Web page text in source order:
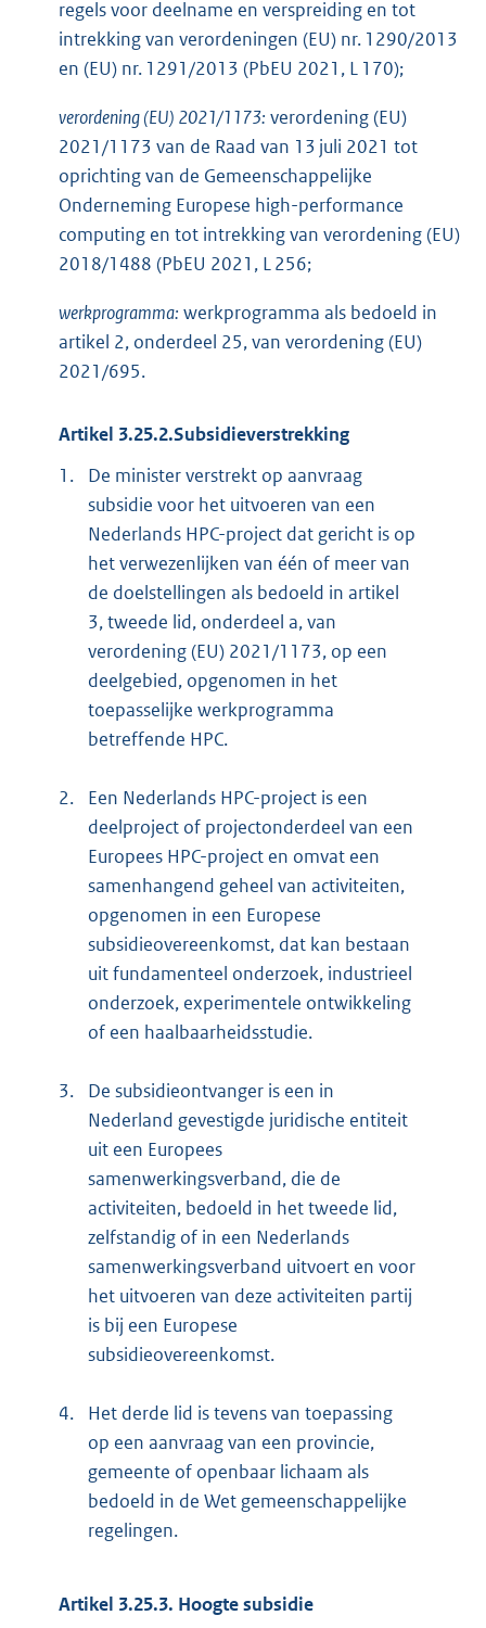
regels voor deelname en verspreiding en tot
intrekking van verordeningen (EU) nr. 1290/2013
en (EU) nr. 1291/2013 (PbEU 2021, L 170);
verordening (EU) 2021/1173: verordening (EU)
2021/1173 van de Raad van 13 juli 2021 tot
oprichting van de Gemeenschappelijke
Onderneming Europese high-performance
computing en tot intrekking van verordening (EU)
2018/1488 (PbEU 2021, L 256;
werkprogramma: werkprogramma als bedoeld in
artikel 2, onderdeel 25, van verordening (EU)
2021/695.
Artikel 3.25.2.Subsidieverstrekking
1.
De minister verstrekt op aanvraag
subsidie voor het uitvoeren van een
Nederlands HPC-project dat gericht is op
het verwezenlijken van één of meer van
de doelstellingen als bedoeld in artikel
3, tweede lid, onderdeel a, van
verordening (EU) 2021/1173, op een
deelgebied, opgenomen in het
toepasselijke werkprogramma
betreffende HPC.
2.
Een Nederlands HPC-project is een
deelproject of projectonderdeel van een
Europees HPC-project en omvat een
samenhangend geheel van activiteiten,
opgenomen in een Europese
subsidieovereenkomst, dat kan bestaan
uit fundamenteel onderzoek, industrieel
onderzoek, experimentele ontwikkeling
of een haalbaarheidsstudie.
3.
De subsidieontvanger is een in
Nederland gevestigde juridische entiteit
uit een Europees
samenwerkingsverband, die de
activiteiten, bedoeld in het tweede lid,
zelfstandig of in een Nederlands
samenwerkingsverband uitvoert en voor
het uitvoeren van deze activiteiten partij
is bij een Europese
subsidieovereenkomst.
4.
Het derde lid is tevens van toepassing
op een aanvraag van een provincie,
gemeente of openbaar lichaam als
bedoeld in de Wet gemeenschappelijke
regelingen.
Artikel 3.25.3. Hoogte subsidie